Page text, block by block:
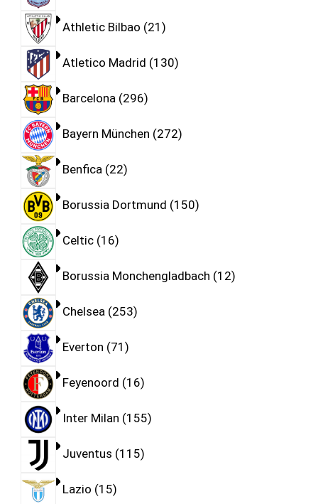
Athletic Bilbao 21
Atletico Madrid 130
Barcelona 296
Bayern München 272
Benfica 22
Borussia Dortmund 150
Celtic 16
Borussia Monchengladbach 12
Chelsea 253
Everton 71
Feyenoord 16
Inter Milan 155
Juventus 115
Lazio 15